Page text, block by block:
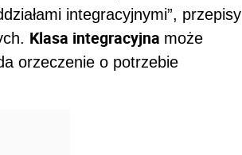
integracyjnymi”, przepisy
Klasa integracyjna może
orzeczenie o potrzebie